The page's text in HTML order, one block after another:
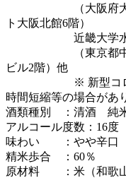
（大阪府大阪市
ト大阪北館6階）
近畿大学水産
（東京都中央区
ビル2階）他
※ 新型コロナウ
時間短縮等の場合があ
酒類種別 ：清酒 純
アルコール度数：16度
味わい ：やや辛口
精米歩合 ：60％
原材料 ：米（和歌山